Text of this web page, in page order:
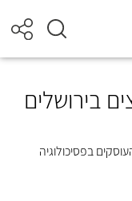
בירושלים
בפסיכולוגיה